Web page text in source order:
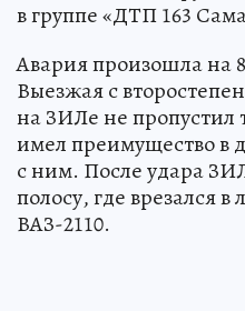
в группе «ДТП 163
Авария произошла на
Выезжая с
на ЗИЛе не пропустил
имел преимущество в
с ним. После удара
полосу, где врезался в
ВАЗ-2110.